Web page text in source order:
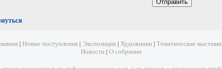
Новые поступления Экспозиция Художники
Тематические
Новости| О собрании